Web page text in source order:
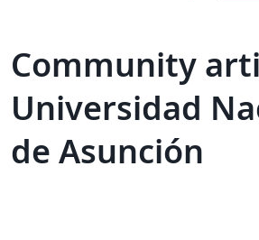
Community
Universidad
de Asunción